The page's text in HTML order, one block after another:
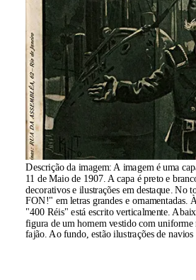
Descrição da imagem: A imagem é uma
11 de Maio de 1907. A capa é preto e
decorativos e ilustrações em destaque. No
FON!" em letras grandes e ornamentadas.
"400 Réis" está escrito verticalmente.
figura de um homem vestido com uniforme
fajão. Ao fundo, estão ilustrações de navios